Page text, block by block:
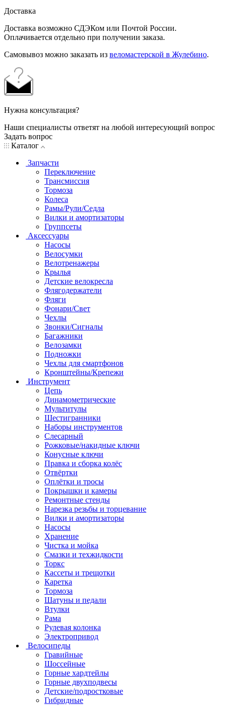
Доставка
Доставка возможно СДЭКом или Почтой России.
Оплачивается отдельно при получении заказа.
Самовывоз можно заказать из веломастерской в Жулебино.
Нужна консультация?
Наши специалисты ответят на любой интересующий вопрос
Задать вопрос
Каталог
Запчасти
Переключение
Трансмиссия
Тормоза
Колеса
Рамы/Рули/Седла
Вилки и амортизаторы
Группсеты
Аксессуары
Насосы
Велосумки
Велотренажеры
Крылья
Детские велокресла
Флягодержатели
Фляги
Фонари/Свет
Чехлы
Звонки/Сигналы
Багажники
Велозамки
Подножки
Чехлы для смартфонов
Кронштейны/Крепежи
Инструмент
Цепь
Динамометрические
Мультитулы
Шестигранники
Наборы инструментов
Слесарный
Рожковые/накидные ключи
Конусные ключи
Правка и сборка колёс
Отвёртки
Оплётки и тросы
Покрышки и камеры
Ремонтные стенды
Нарезка резьбы и торцевание
Вилки и амортизаторы
Насосы
Хранение
Чистка и мойка
Смазки и техжидкости
Торкс
Кассеты и трещотки
Каретка
Тормоза
Шатуны и педали
Втулки
Рама
Рулевая колонка
Электропривод
Велосипеды
Гравийные
Шоссейные
Горные хардтейлы
Горные двухподвесы
Детские/подростковые
Гибридные